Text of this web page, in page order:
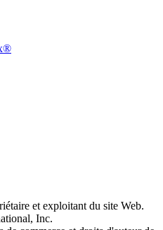
et exploitant du site Web.
Inc.